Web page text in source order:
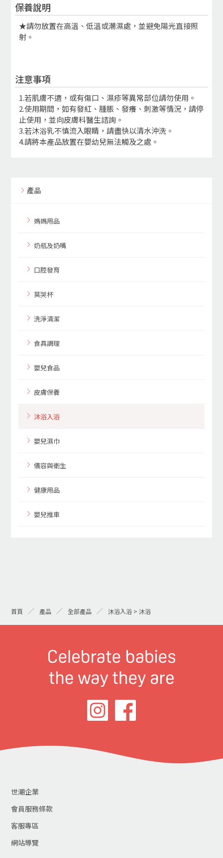
保養說明
★請勿放置在高溫、低溫或潮濕處，並避免陽光直接照
射。
注意事項
1.若肌膚不適，或有傷口、濕疹等異常部位請勿使用。
2.使用期間，如有發紅、腫脹、發癢、刺激等情況，請停
止使用，並向皮膚科醫生諮詢。
3.若沐浴乳不慎流入眼睛，請盡快以清水沖洗。
4.請將本產品放置在嬰幼兒無法觸及之處。
產品
媽媽用品
奶瓶及奶嘴
口腔發育
莫哭杯
洗淨清潔
食具調理
嬰兒食品
皮膚保養
沐浴入浴
嬰兒濕巾
儀容與衛生
健康用品
嬰兒推車
首頁 產品 全部產品 沐浴入浴 > 沐浴
世潮企業
會員服務條款
客服專區
網站導覽